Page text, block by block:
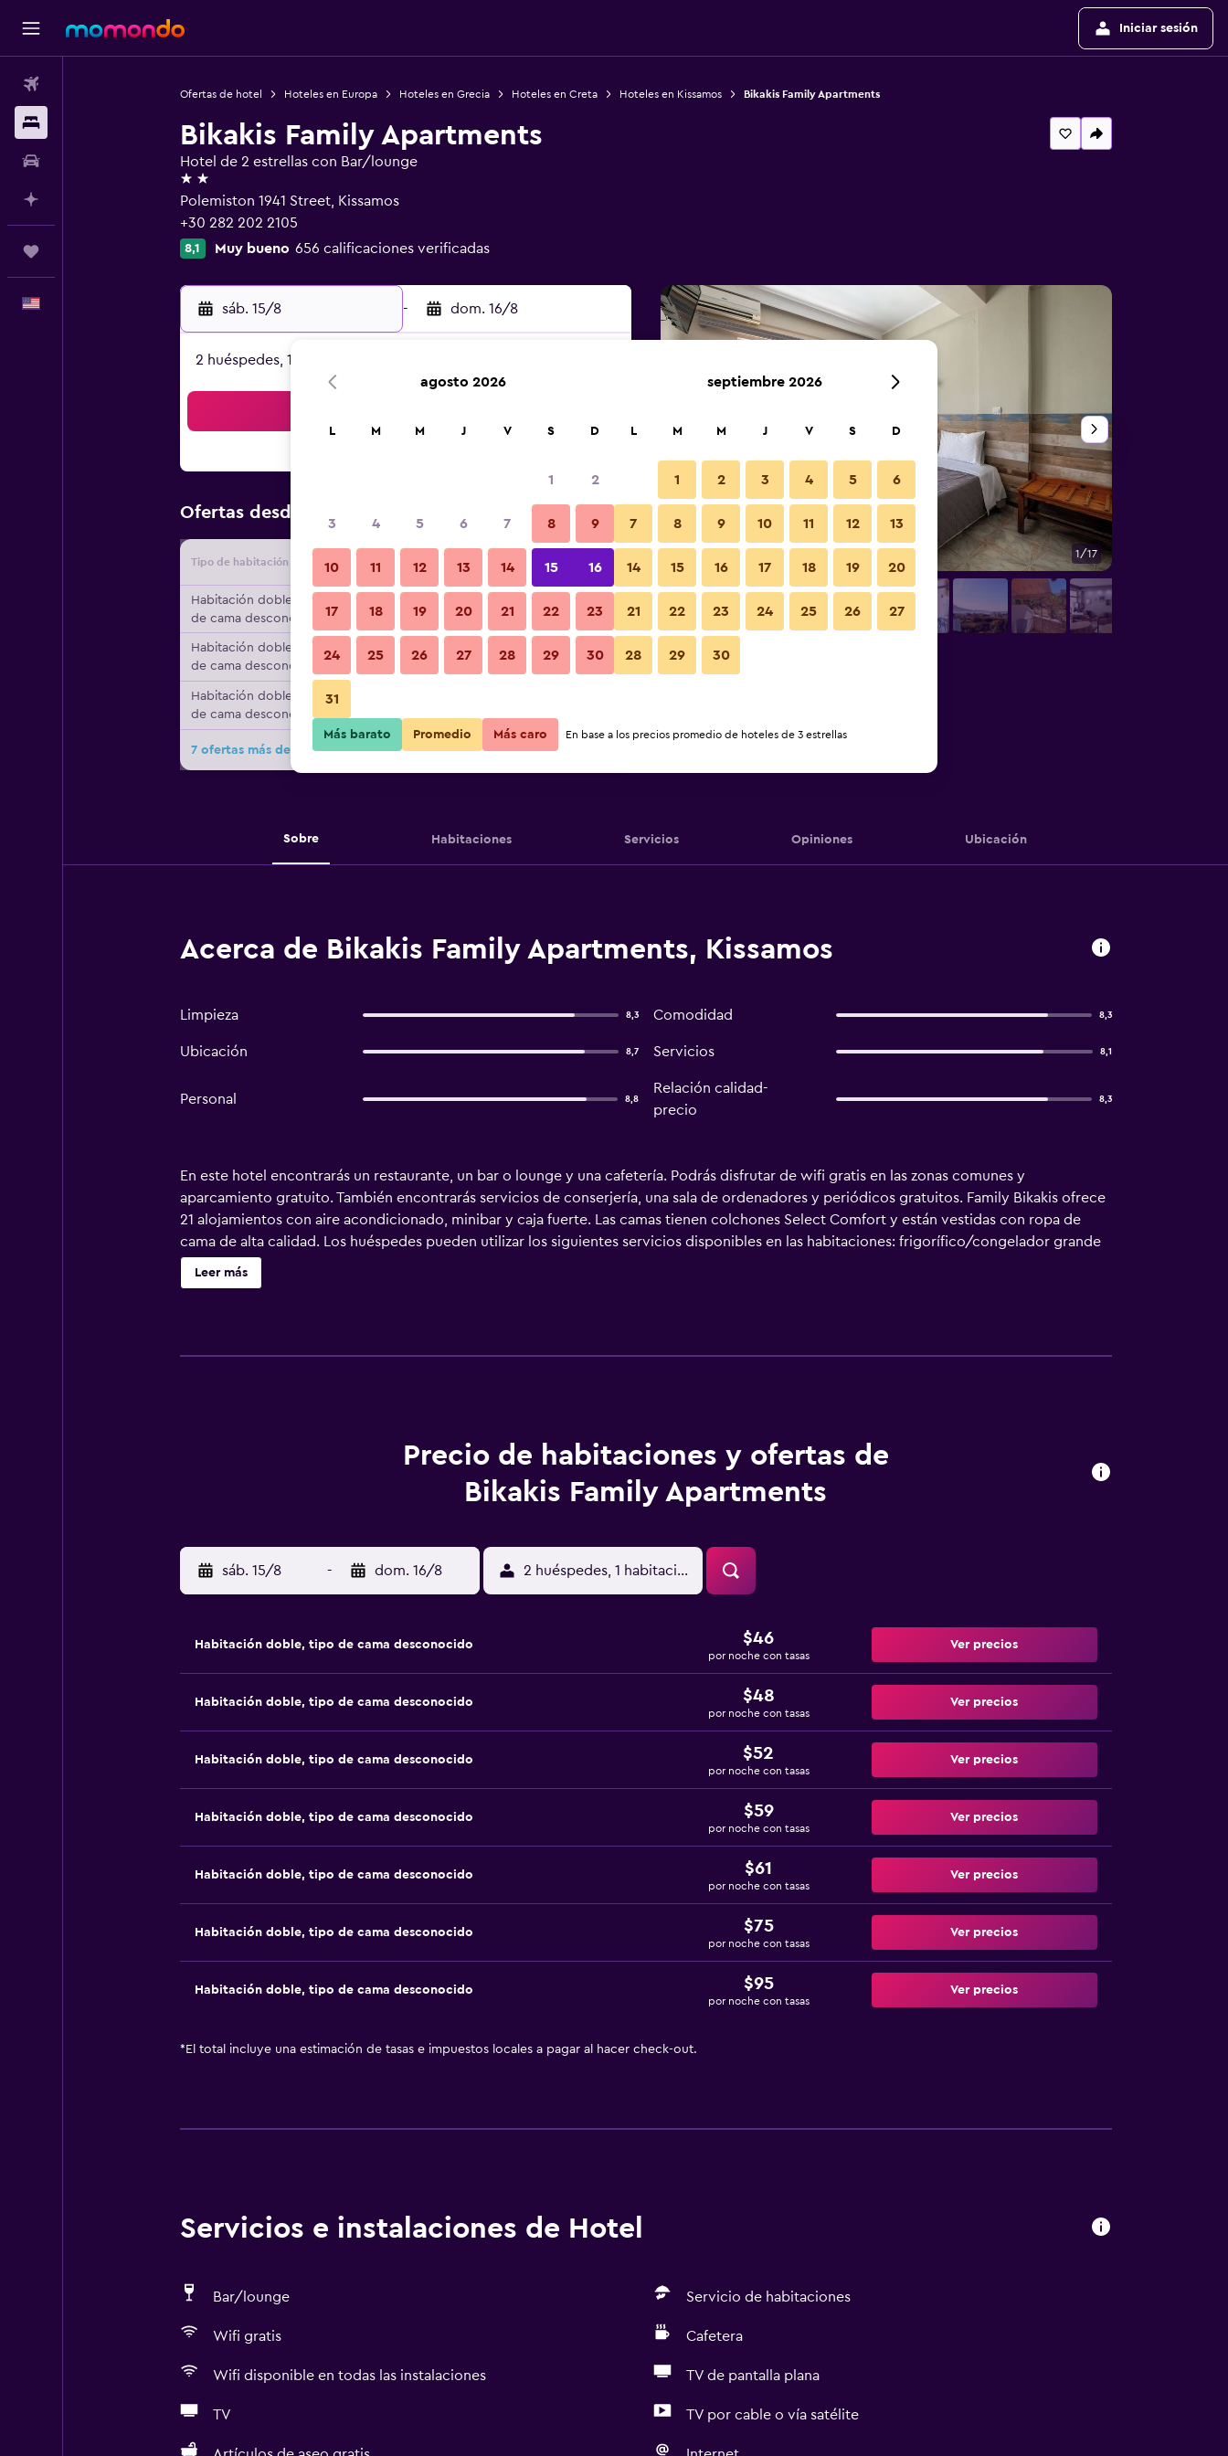
Iniciar sesión
Ofertas de hotel Hoteles en Europa Hoteles en Grecia Hoteles en Creta Hoteles en Kissamos Bikakis Family Apartments
Bikakis Family Apartments
Hotel de 2 estrellas con Bar/lounge
2 estrellas
Polemiston 1941 Street, Kissamos
+30 282 202 2105
8,1 Muy bueno 656 calificaciones verificadas
sáb. 15/8 - dom. 16/8
2 huéspedes, 1 habitación
Ofertas desde Oferta más barata de precio por noche
Tipo de habitación Proveedor Total noche
Habitación doble, tipo
de cama desconocido
$46 Ver oferta
Habitación doble, tipo
de cama desconocido
$48 Ver oferta
Habitación doble, tipo
de cama desconocido
7 ofertas más de Bikakis Family Apartments
Habitación 1/17
Fotos
Sobre Habitaciones Servicios Opiniones Ubicación
Acerca de Bikakis Family Apartments, Kissamos
Limpieza 8,3 Comodidad 8,3
Ubicación 8,7 Servicios 8,1
Personal 8,8
Relación calidad-
precio
8,3
En este hotel encontrarás un restaurante, un bar o lounge y una cafetería. Podrás disfrutar de wifi gratis en las zonas comunes y
aparcamiento gratuito. También encontrarás servicios de conserjería, una sala de ordenadores y periódicos gratuitos. Family Bikakis ofrece
21 alojamientos con aire acondicionado, minibar y caja fuerte. Las camas tienen colchones Select Comfort y están vestidas con ropa de
cama de alta calidad. Los huéspedes pueden utilizar los siguientes servicios disponibles en las habitaciones: frigorífico/congelador grande
y cafetera y tetera. Los huéspedes pueden navegar por la web gracias a nuestro acceso a Internet wifi gratis. Se ofrece televisión por
cable. Las habitaciones también incluyen secador de pelo y ventilador portátil. Se ofrece servicio de descubierta nocturno y servicio de
Leer más
Precio de habitaciones y ofertas de
Bikakis Family Apartments
sáb. 15/8 - dom. 16/8 2 huéspedes, 1 habitación
Habitación doble, tipo de cama desconocido $46
por noche con tasas
Ver precios
Habitación doble, tipo de cama desconocido $48
por noche con tasas
Ver precios
Habitación doble, tipo de cama desconocido $52
por noche con tasas
Ver precios
Habitación doble, tipo de cama desconocido $59
por noche con tasas
Ver precios
Habitación doble, tipo de cama desconocido $61
por noche con tasas
Ver precios
Habitación doble, tipo de cama desconocido $75
por noche con tasas
Ver precios
Habitación doble, tipo de cama desconocido $95
por noche con tasas
Ver precios
* El total incluye una estimación de tasas e impuestos locales a pagar al hacer check-out.
Servicios e instalaciones de Hotel
Bar/lounge Servicio de habitaciones
Wifi gratis Cafetera
Wifi disponible en todas las instalaciones TV de pantalla plana
TV TV por cable o vía satélite
agosto 2026
L M M J V S D
1 2
3 4 5 6 7 8 9
10 11 12 13 14 15 16
17 18 19 20 21 22 23
24 25 26 27 28 29 30
31
septiembre 2026
L M M J V S D
1 2 3 4 5 6
7 8 9 10 11 12 13
14 15 16 17 18 19 20
21 22 23 24 25 26 27
28 29 30
Más barato Promedio Más caro En base a los precios promedio de hoteles de 3 estrellas